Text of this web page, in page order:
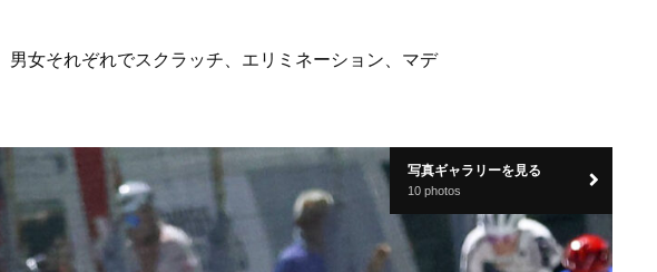
女それぞれでスクラッチ、エリミネーション、マデ
写真ギャラリーを見る
10 photos